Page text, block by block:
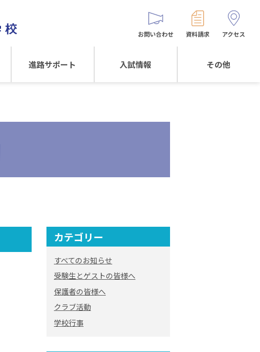
進路サポート 入試情報 その他
お問い合わせ 資料請求 アクセス
カテゴリー
すべてのお知らせ
受験生とゲストの皆様へ
保護者の皆様へ
クラブ活動
学校行事